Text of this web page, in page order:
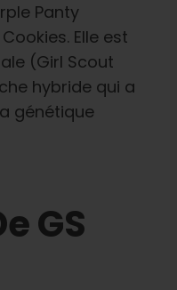
Panty
Elle est
(Girl Scout
hybride qui a
génétique
GS